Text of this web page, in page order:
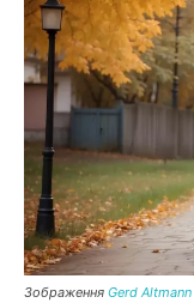
Зображення Gerd Altmann